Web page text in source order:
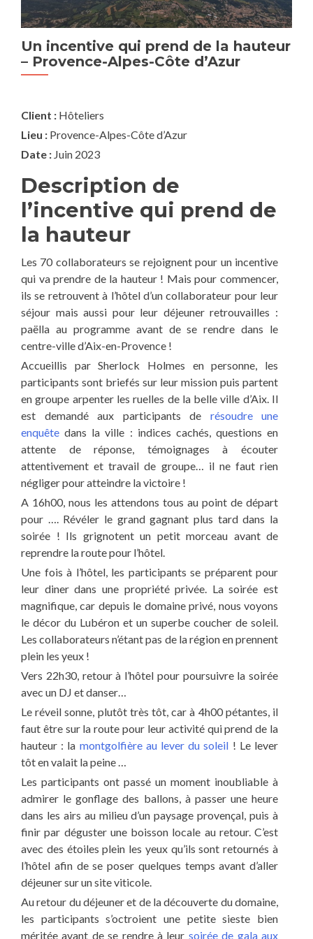
Un incentive qui prend de la hauteur
– Provence-Alpes-Côte d’Azur
Client : Hôteliers
Lieu : Provence-Alpes-Côte d’Azur
Date : Juin 2023
Description de
l’incentive qui prend de
la hauteur
Les 70 collaborateurs se rejoignent pour un incentive
qui va prendre de la hauteur ! Mais pour commencer,
ils se retrouvent à l’hôtel d’un collaborateur pour leur
séjour mais aussi pour leur déjeuner retrouvailles :
paëlla au programme avant de se rendre dans le
centre-ville d’Aix-en-Provence !
Accueillis par Sherlock Holmes en personne, les
participants sont briefés sur leur mission puis partent
en groupe arpenter les ruelles de la belle ville d’Aix. Il
est demandé aux participants de résoudre une
enquête dans la ville : indices cachés, questions en
attente de réponse, témoignages à écouter
attentivement et travail de groupe… il ne faut rien
négliger pour atteindre la victoire !
A 16h00, nous les attendons tous au point de départ
pour …. Révéler le grand gagnant plus tard dans la
soirée ! Ils grignotent un petit morceau avant de
reprendre la route pour l’hôtel.
Une fois à l’hôtel, les participants se préparent pour
leur diner dans une propriété privée. La soirée est
magnifique, car depuis le domaine privé, nous voyons
le décor du Lubéron et un superbe coucher de soleil.
Les collaborateurs n’étant pas de la région en prennent
plein les yeux !
Vers 22h30, retour à l’hôtel pour poursuivre la soirée
avec un DJ et danser…
Le réveil sonne, plutôt très tôt, car à 4h00 pétantes, il
faut être sur la route pour leur activité qui prend de la
hauteur : la montgolfière au lever du soleil ! Le lever
tôt en valait la peine …
Les participants ont passé un moment inoubliable à
admirer le gonflage des ballons, à passer une heure
dans les airs au milieu d’un paysage provençal, puis à
finir par déguster une boisson locale au retour. C’est
avec des étoiles plein les yeux qu’ils sont retournés à
l’hôtel afin de se poser quelques temps avant d’aller
déjeuner sur un site viticole.
Au retour du déjeuner et de la découverte du domaine,
les participants s’octroient une petite sieste bien
méritée avant de se rendre à leur soirée de gala aux